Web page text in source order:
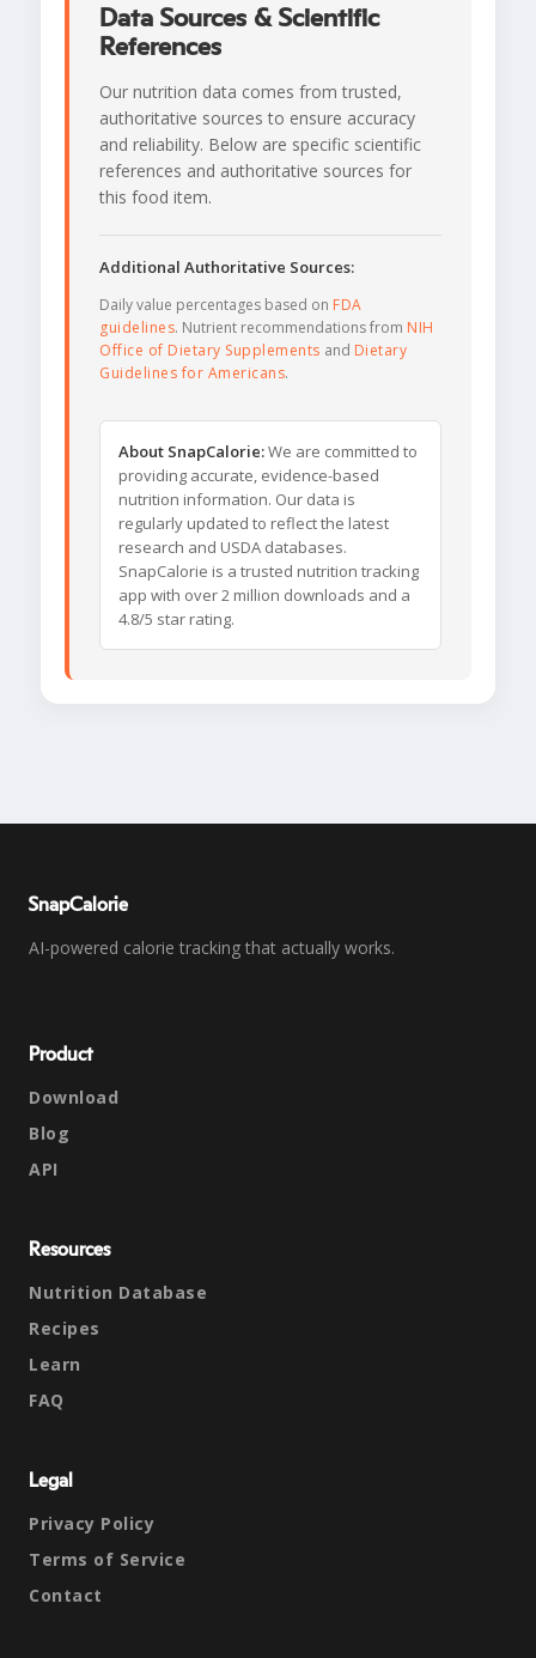
Data Sources & Scientific
References
Our nutrition data comes from trusted,
authoritative sources to ensure accuracy
and reliability. Below are specific scientific
references and authoritative sources for
this food item.
Additional Authoritative Sources:
Daily value percentages based on FDA
guidelines. Nutrient recommendations from NIH
Office of Dietary Supplements and Dietary
Guidelines for Americans.
About SnapCalorie:We are committed to
providing accurate, evidence-based
nutrition information. Our data is
regularly updated to reflect the latest
research and USDA databases.
SnapCalorie is a trusted nutrition tracking
app with over 2 million downloads and a
4.8/5 star rating.
SnapCalorie
AI-powered calorie tracking that actually works.
Product
Download
Blog
API
Resources
Nutrition Database
Recipes
Learn
FAQ
Legal
Privacy Policy
Terms of Service
Contact